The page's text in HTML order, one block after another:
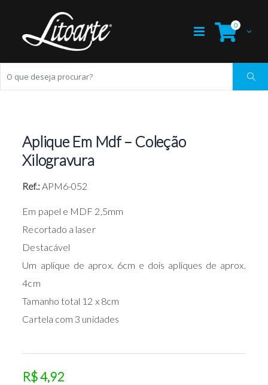
0
Aplique Em Mdf – Coleção
Xilogravura
Ref.:APM6-052
Em papel e MDF 2,5mm
Recortado a laser
Destacável
Um aplique de aprox. 6cm e dois apliques de aprox.
4cm
Tamanho total 12 x 8cm
Cartela com 3 unidades
R$ 4,92